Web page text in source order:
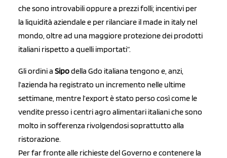
che sono introvabili oppure a prezzi folli; incentivi per
la liquidità aziendale e per rilanciare il made in italy nel
mondo, oltre ad una maggiore protezione dei prodotti
italiani rispetto a quelli importati”.
Gli ordini a Sipodella Gdo italiana tengono e, anzi,
l’azienda ha registrato un incremento nelle ultime
settimane, mentre l’export è stato perso così come le
vendite presso i centri agro alimentari italiani che sono
molto in sofferenza rivolgendosi soprattutto alla
ristorazione.
Per far fronte alle richieste del Governo e contenere la